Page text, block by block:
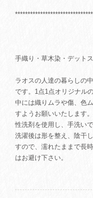
手織り・草木染・デット
ラオスの人達の暮らしの
です。1点1点オリジナル
中には織りムラや傷、色
すようお願いいたします
性洗剤を使用し、手洗い
洗濯後は形を整え、陰干
すので、濡れたままで長
はお避け下さい。